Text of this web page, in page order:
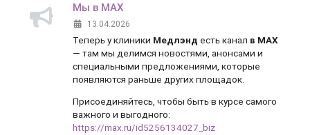
Мы в MAX
13.04.2026
Теперь у клиники Медлэнд есть канал в MAX
— там мы делимся новостями, анонсами и
специальными предложениями, которые
появляются раньше других площадок.
Присоединяйтесь, чтобы быть в курсе самого
важного и выгодного:
https://max.ru/id5256134027_biz